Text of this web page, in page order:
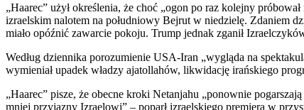
„Haarec” użył określenia, że choć „ogon po raz kolejny
izraelskim nalotem na południowy Bejrut w niedzielę. Zdaniem
miało opóźnić zawarcie pokoju. Trump jednak zganił
Według dziennika porozumienie USA-Iran „wygląda na
wymieniał upadek władzy ajatollahów, likwidację irańskiego
„Haarec” pisze, że obecne kroki Netanjahu „ponownie
mniej przyjazny Izraelowi” – poparł izraelskiego premiera w